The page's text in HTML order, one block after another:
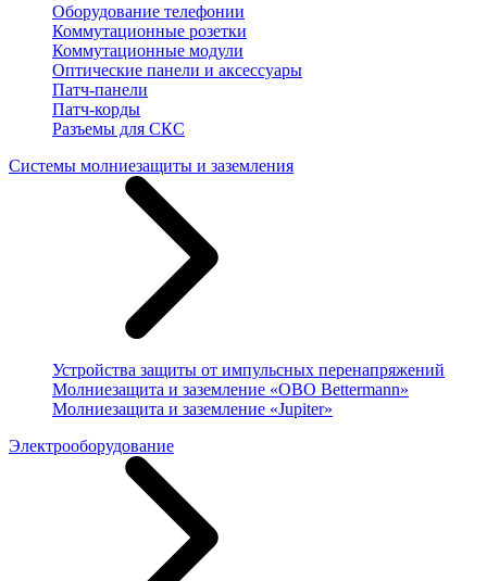
Оборудование телефонии
Коммутационные розетки
Коммутационные модули
Оптические панели и аксессуары
Патч-панели
Патч-корды
Разъемы для СКС
Системы молниезащиты и заземления
Устройства защиты от импульсных перенапряжений
Молниезащита и заземление «OBO Bettermann»
Молниезащита и заземление «Jupiter»
Электрооборудование